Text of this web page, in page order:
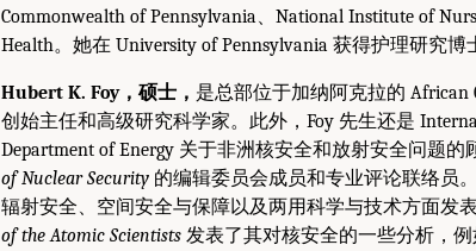
Commonwealth of Pennsylvania、National Institute of
Health。她在 University of Pennsylvania 获得护理研究博
Hubert K. Foy，硕士， 是总部位于加纳阿克拉的 African
创始主任和高级研究科学家。此外，Foy 先生还是
Department of Energy 关于非洲核安全和放射安全问题的
of Nuclear Security 的编辑委员会成员和专业评论联络员
辐射安全、空间安全与保障以及两用科学与技术方面发
of the Atomic Scientists 发表了其对核安全的一些分析，例